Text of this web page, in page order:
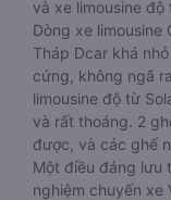
và xe limousine độ
Dòng xe limousine
Tháp Dcar khá
cứng, không ngã
limousine độ từ
và rất thoáng. 2
được, và các ghế
Một điều đáng lưu
nghiệm chuyến xe